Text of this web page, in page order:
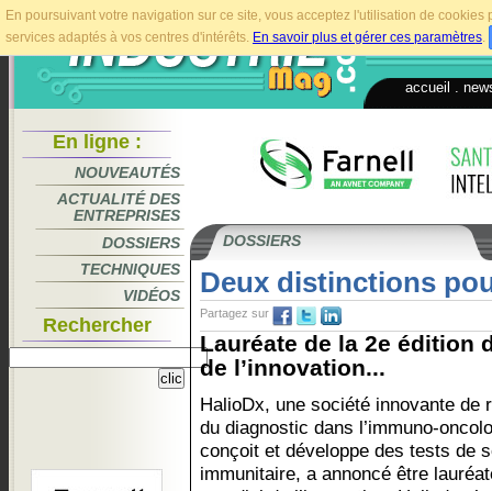
En poursuivant votre navigation sur ce site, vous acceptez l'utilisation de
services adaptés à vos centres d'intérêts. En savoir plus et gérer ces paramètres.
accueil
En ligne :
NOUVEAUTÉS
ACTUALITÉ DES
ENTREPRISES
DOSSIERS
TECHNIQUES
VIDÉOS
Rechercher
DOSSIERS
Deux distinctions
Partagez sur
Lauréate de la 2e édition
de l’innovation...
HalioDx, une société innovante de
du diagnostic dans l’immuno-
conçoit et développe des tests de
immunitaire, a annoncé être